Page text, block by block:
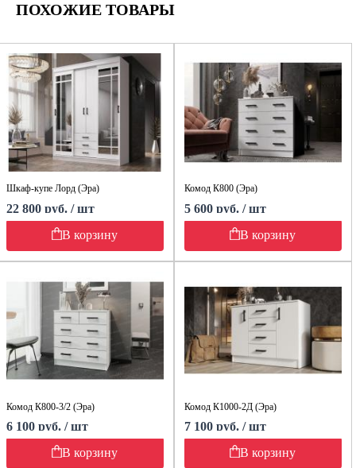
ПОХОЖИЕ ТОВАРЫ
Шкаф-купе Лорд (Эра)
22 800 руб. / шт
В корзину
Комод К800 (Эра)
5 600 руб. / шт
В корзину
Комод К800-3/2 (Эра)
6 100 руб. / шт
В корзину
Комод К1000-2Д (Эра)
7 100 руб. / шт
В корзину